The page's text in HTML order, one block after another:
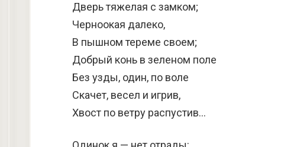
Дверь тяжелая с замком;
Черноокая далеко,
В пышном тереме своем;
Добрый конь в зеленом поле
Без узды, один, по воле
Скачет, весел и игрив,
Хвост по ветру распустив…